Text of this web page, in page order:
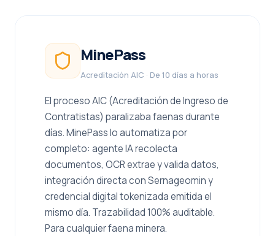
MinePass
Acreditación AIC · De 10 días a horas
El proceso AIC (Acreditación de Ingreso de
Contratistas) paralizaba faenas durante
días. MinePass lo automatiza por
completo: agente IA recolecta
documentos, OCR extrae y valida datos,
integración directa con Sernageomin y
credencial digital tokenizada emitida el
mismo día. Trazabilidad 100% auditable.
Para cualquier faena minera.